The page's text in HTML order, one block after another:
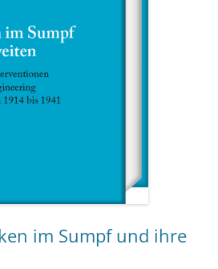
im Sumpf und ihre